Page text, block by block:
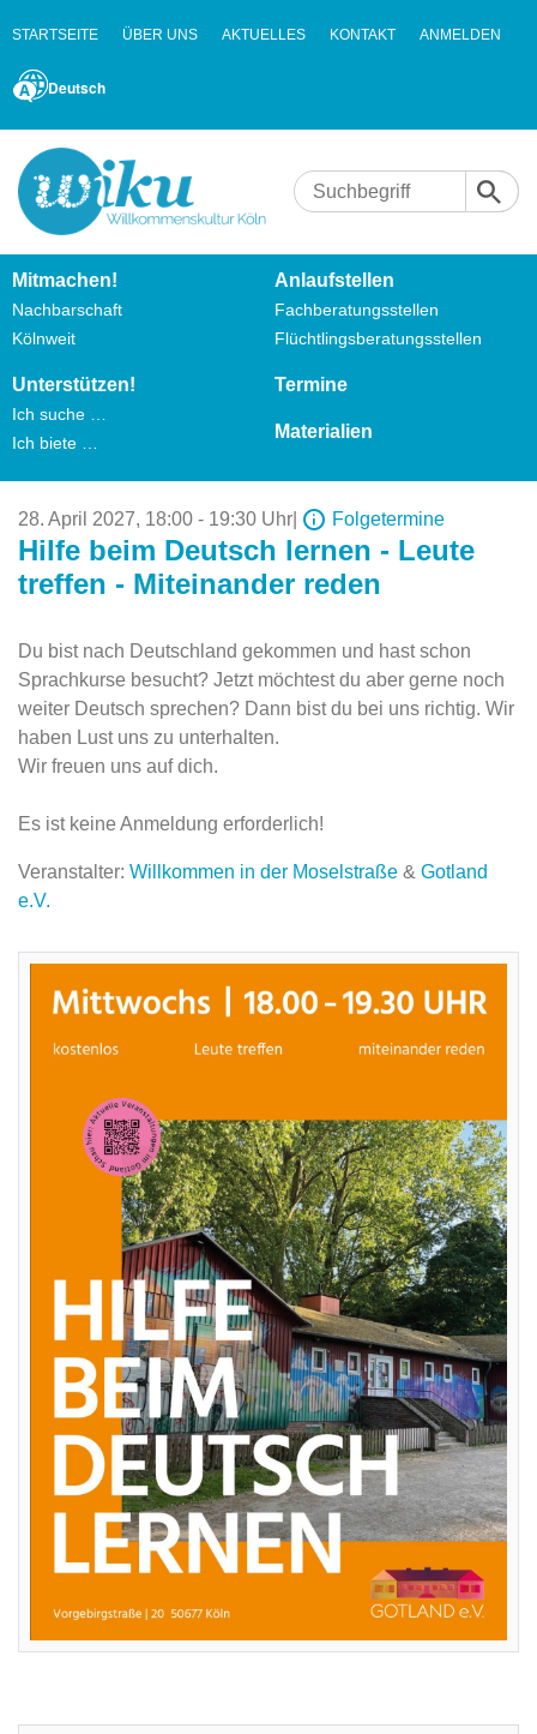
STARTSEITE ÜBER UNS AKTUELLES KONTAKT ANMELDEN
Deutsch
Mitmachen!
Nachbarschaft
Kölnweit
Anlaufstellen
Fachberatungsstellen
Flüchtlingsberatungsstellen
Unterstützen!
Ich suche …
Ich biete …
Termine
Materialien
28. April 2027, 18:00 - 19:30 Uhr Folgetermine
Hilfe beim Deutsch lernen - Leute
treffen - Miteinander reden
Du bist nach Deutschland gekommen und hast schon
Sprachkurse besucht? Jetzt möchtest du aber gerne noch
weiter Deutsch sprechen? Dann bist du bei uns richtig. Wir
haben Lust uns zu unterhalten.
Wir freuen uns auf dich.
Es ist keine Anmeldung erforderlich!
Veranstalter: Willkommen in der Moselstraße & Gotland
e.V.